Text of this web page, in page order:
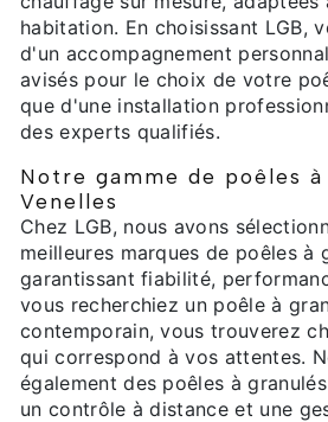
habitation. En choisissant LGB,
d'un accompagnement
avisés pour le choix de votre
que d'une installation
des experts qualifiés.
Notre gamme de poêles
Venelles
Chez LGB, nous avons
meilleures marques de poêles à
garantissant fiabilité,
vous recherchiez un poêle à
contemporain, vous trouverez
qui correspond à vos attentes.
également des poêles à
un contrôle à distance et une